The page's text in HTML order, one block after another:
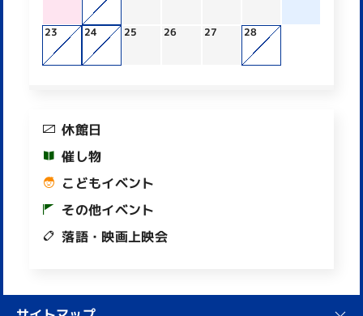
23 24 25 26 27 28
休館日
催し物
こどもイベント
その他イベント
落語・映画上映会